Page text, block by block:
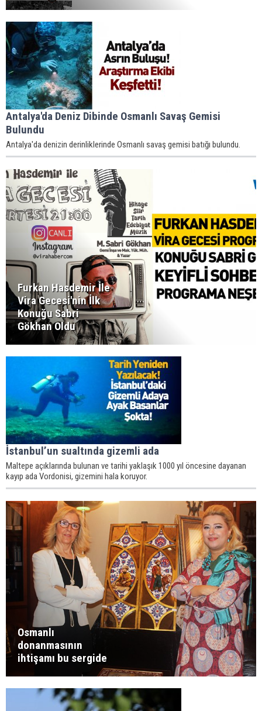
Antalya'da Deniz Dibinde Osmanlı Savaş Gemisi
Bulundu
Antalya'da denizin derinliklerinde Osmanlı savaş gemisi batığı bulundu.
Furkan Hasdemir İle
Vira Gecesi'nin İlk
Konuğu Sabri
Gökhan Oldu
İstanbul’un sualtında gizemli ada
Maltepe açıklarında bulunan ve tarihi yaklaşık 1000 yıl öncesine dayanan
kayıp ada Vordonisi, gizemini hala koruyor.
Osmanlı
donanmasının
ihtişamı bu sergide